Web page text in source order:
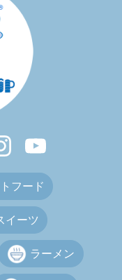
フード
イーツ
ラーメン